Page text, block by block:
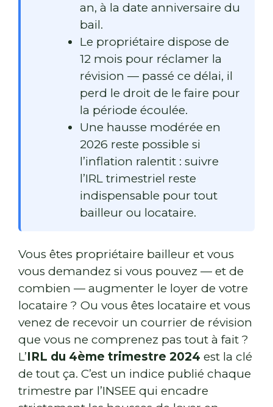
an, à la date anniversaire du
bail.
Le propriétaire dispose de
12 mois pour réclamer la
révision — passé ce délai, il
perd le droit de le faire pour
la période écoulée.
Une hausse modérée en
2026 reste possible si
l’inflation ralentit : suivre
l’IRL trimestriel reste
indispensable pour tout
bailleur ou locataire.
Vous êtes propriétaire bailleur et vous
vous demandez si vous pouvez — et de
combien — augmenter le loyer de votre
locataire ? Ou vous êtes locataire et vous
venez de recevoir un courrier de révision
que vous ne comprenez pas tout à fait ?
L’IRL du 4ème trimestre 2024 est la clé
de tout ça. C’est un indice publié chaque
trimestre par l’INSEE qui encadre